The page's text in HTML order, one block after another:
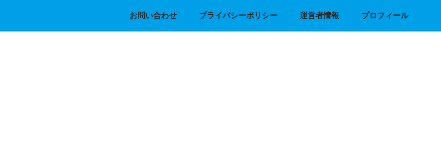
お問い合わせ プライバシーポリシー 運営者情報 プロフィール